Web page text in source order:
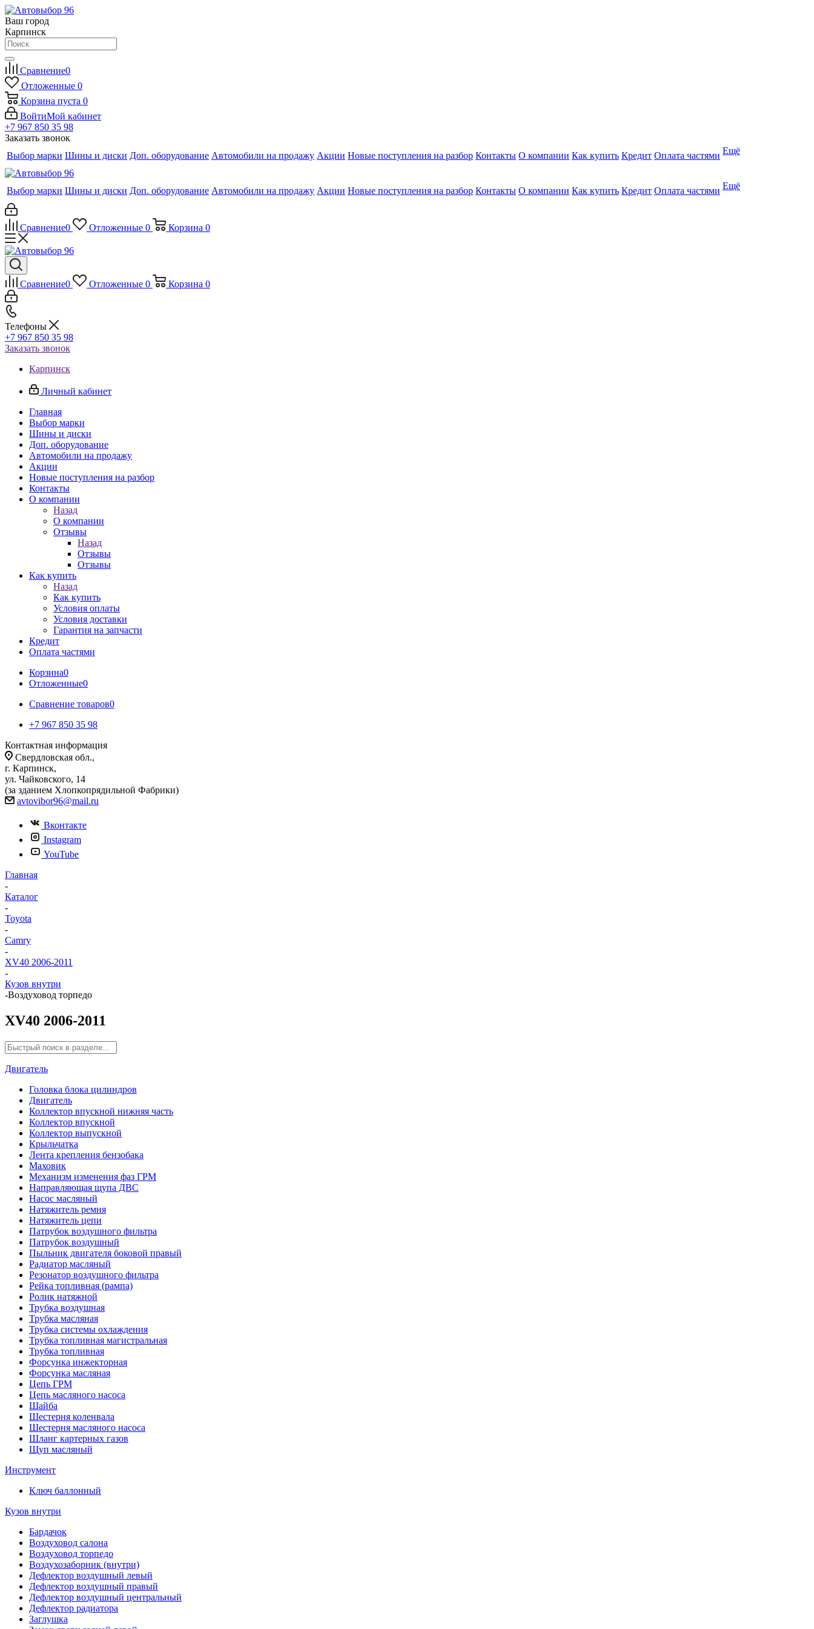
Ваш город
Карпинск
Сравнение0
Отложенные 0
Корзина пуста 0
ВойтиМой кабинет
+7 967 850 35 98
Заказать звонок
Выбор марки Шины и диски Доп. оборудование Автомобили на продажу Акции Новые поступления на разбор Контакты О компании Как купить Кредит Оплата частями Ещё
Выбор марки Шины и диски Доп. оборудование Автомобили на продажу Акции Новые поступления на разбор Контакты О компании Как купить Кредит Оплата частями Ещё
Сравнение0 Отложенные 0 Корзина 0
Сравнение0 Отложенные 0 Корзина 0
Телефоны
+7 967 850 35 98
Заказать звонок
Карпинск
Личный кабинет
Главная
Выбор марки
Шины и диски
Доп. оборудование
Автомобили на продажу
Акции
Новые поступления на разбор
Контакты
О компании
Назад
О компании
Отзывы
Назад
Отзывы
Отзывы
Как купить
Назад
Как купить
Условия оплаты
Условия доставки
Гарантия на запчасти
Кредит
Оплата частями
Корзина0
Отложенные0
Сравнение товаров0
+7 967 850 35 98
Контактная информация
Свердловская обл.,
г. Карпинск,
ул. Чайковского, 14
(за зданием Хлопкопрядильной Фабрики)
avtovibor96@mail.ru
Вконтакте
Instagram
YouTube
Главная
-
Каталог
-
Toyota
-
Camry
-
XV40 2006-2011
-
Кузов внутри
-Воздуховод торпедо
XV40 2006-2011
Двигатель
Головка блока цилиндров
Двигатель
Коллектор впускной нижняя часть
Коллектор впускной
Коллектор выпускной
Крыльчатка
Лента крепления бензобака
Маховик
Механизм изменения фаз ГРМ
Направляющая щупа ДВС
Насос масляный
Натяжитель ремня
Натяжитель цепи
Патрубок воздушного фильтра
Патрубок воздушный
Пыльник двигателя боковой правый
Радиатор масляный
Резонатор воздушного фильтра
Рейка топливная (рампа)
Ролик натяжной
Трубка воздушная
Трубка масляная
Трубка системы охлаждения
Трубка топливная магистральная
Трубка топливная
Форсунка инжекторная
Форсунка масляная
Цепь ГРМ
Цепь масляного насоса
Шайба
Шестерня коленвала
Шестерня масляного насоса
Шланг картерных газов
Щуп масляный
Инструмент
Ключ баллонный
Кузов внутри
Бардачок
Воздуховод салона
Воздуховод торпедо
Воздухозаборник (внутри)
Дефлектор воздушный левый
Дефлектор воздушный правый
Дефлектор воздушный центральный
Дефлектор радиатора
Заглушка